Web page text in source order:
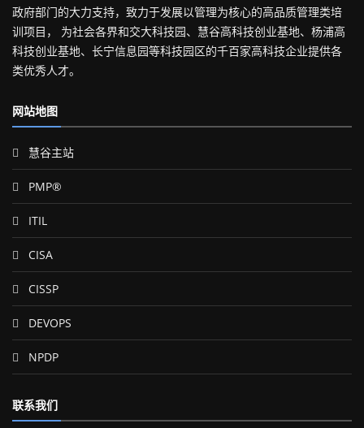
政府部门的大力支持，致力于发展以管理为核心的高品质管理类培
训项目， 为社会各界和交大科技园、慧谷高科技创业基地、杨浦高
科技创业基地、长宁信息园等科技园区的千百家高科技企业提供各
类优秀人才。
网站地图
慧谷主站
PMP®
ITIL
CISA
CISSP
DEVOPS
NPDP
联系我们